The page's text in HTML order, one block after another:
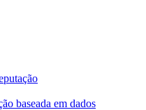
baseada em dados